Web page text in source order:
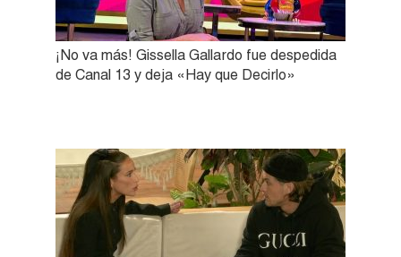
¡No va más! Gissella Gallardo fue despedida
de Canal 13 y deja «Hay que Decirlo»